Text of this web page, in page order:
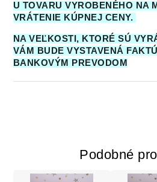
U TOVARU VYROBENÉHO NA
VRÁTENIE KÚPNEJ CENY.
NA VEĽKOSTI, KTORÉ SÚ
VÁM BUDE VYSTAVENÁ
BANKOVÝM PREVODOM
Podobné